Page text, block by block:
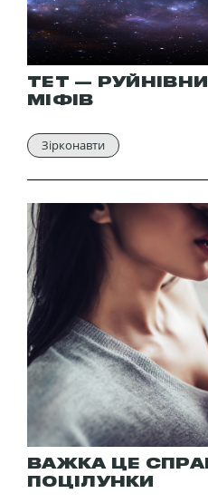
ТЕТ —
МІФІВ
Зірконавти
ВАЖКА ЦЕ
ПОЦІЛУНКИ